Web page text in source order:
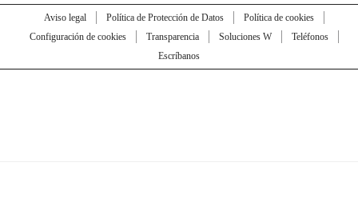
Aviso legal Política de Protección de Datos
Política de cookies
Configuración de cookies
Transparencia Soluciones W
Teléfonos
Escríbanos